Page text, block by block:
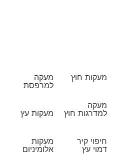
מעקות חוץ
מעקה
למדרגות חוץ
חיפוי קיר
דמוי עץ
מעקה
למרפסת
מעקות עץ
מעקות
אלומיניום